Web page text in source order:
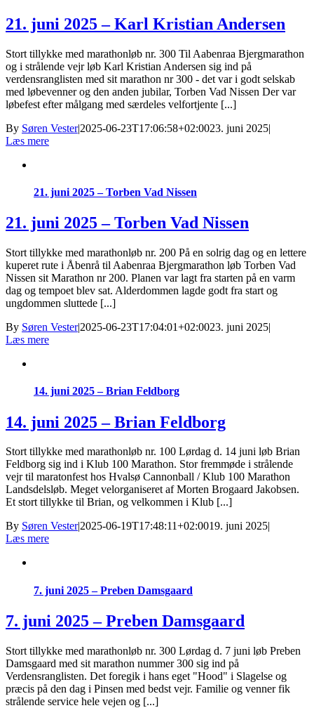
21. juni 2025 – Karl Kristian Andersen
Stort tillykke med marathonløb nr. 300 Til Aabenraa Bjergmarathon
og i strålende vejr løb Karl Kristian Andersen sig ind på
verdensranglisten med sit marathon nr 300 - det var i godt selskab
med løbevenner og den anden jubilar, Torben Vad Nissen Der var
løbefest efter målgang med særdeles velfortjente [...]
By Søren Vester|2025-06-23T17:06:58+02:0023. juni 2025|
Læs mere
21. juni 2025 – Torben Vad Nissen
21. juni 2025 – Torben Vad Nissen
Stort tillykke med marathonløb nr. 200 På en solrig dag og en lettere
kuperet rute i Åbenrå til Aabenraa Bjergmarathon løb Torben Vad
Nissen sit Marathon nr 200. Planen var lagt fra starten på en varm
dag og tempoet blev sat. Alderdommen lagde godt fra start og
ungdommen sluttede [...]
By Søren Vester|2025-06-23T17:04:01+02:0023. juni 2025|
Læs mere
14. juni 2025 – Brian Feldborg
14. juni 2025 – Brian Feldborg
Stort tillykke med marathonløb nr. 100 Lørdag d. 14 juni løb Brian
Feldborg sig ind i Klub 100 Marathon. Stor fremmøde i strålende
vejr til maratonfest hos Hvalsø Cannonball / Klub 100 Marathon
Landsdelsløb. Meget velorganiseret af Morten Brogaard Jakobsen.
Et stort tillykke til Brian, og velkommen i Klub [...]
By Søren Vester|2025-06-19T17:48:11+02:0019. juni 2025|
Læs mere
7. juni 2025 – Preben Damsgaard
7. juni 2025 – Preben Damsgaard
Stort tillykke med marathonløb nr. 300 Lørdag d. 7 juni løb Preben
Damsgaard med sit marathon nummer 300 sig ind på
Verdensranglisten. Det foregik i hans eget "Hood" i Slagelse og
præcis på den dag i Pinsen med bedst vejr. Familie og venner fik
strålende service hele vejen og [...]